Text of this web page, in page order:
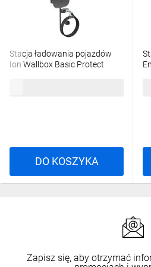
Stacja ładowania pojazdów
Ion Wallbox Basic Protect
DO KOSZYKA
Zapisz się, aby otrzymać